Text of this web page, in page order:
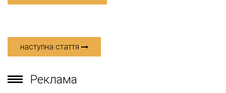
наступна стаття
Реклама